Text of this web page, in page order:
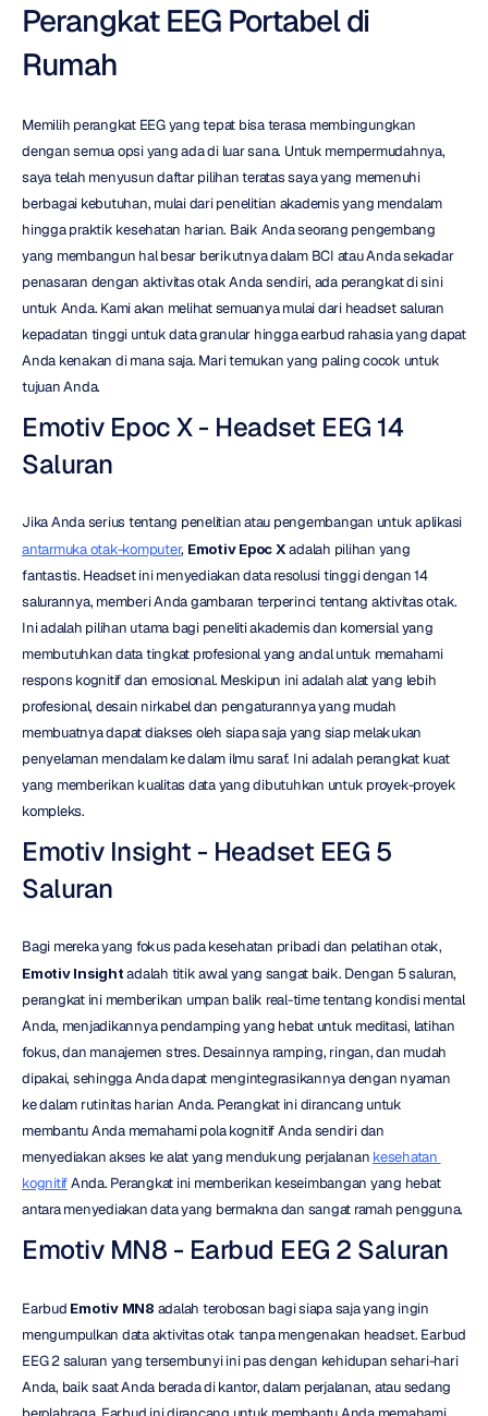
Perangkat EEG Portabel di
Rumah
Memilih perangkat EEG yang tepat bisa terasa membingungkan
dengan semua opsi yang ada di luar sana. Untuk mempermudahnya,
saya telah menyusun daftar pilihan teratas saya yang memenuhi
berbagai kebutuhan, mulai dari penelitian akademis yang mendalam
hingga praktik kesehatan harian. Baik Anda seorang pengembang
yang membangun hal besar berikutnya dalam BCI atau Anda sekadar
penasaran dengan aktivitas otak Anda sendiri, ada perangkat di sini
untuk Anda. Kami akan melihat semuanya mulai dari headset saluran
kepadatan tinggi untuk data granular hingga earbud rahasia yang dapat
Anda kenakan di mana saja. Mari temukan yang paling cocok untuk
tujuan Anda.
Emotiv Epoc X - Headset EEG 14
Saluran
antarmuka otak-komputer, Emotiv Epoc X adalah pilihan yang
fantastis. Headset ini menyediakan data resolusi tinggi dengan 14
salurannya, memberi Anda gambaran terperinci tentang aktivitas otak.
Ini adalah pilihan utama bagi peneliti akademis dan komersial yang
membutuhkan data tingkat profesional yang andal untuk memahami
respons kognitif dan emosional. Meskipun ini adalah alat yang lebih
profesional, desain nirkabel dan pengaturannya yang mudah
membuatnya dapat diakses oleh siapa saja yang siap melakukan
penyelaman mendalam ke dalam ilmu saraf. Ini adalah perangkat kuat
yang memberikan kualitas data yang dibutuhkan untuk proyek-proyek
kompleks.
Emotiv Insight - Headset EEG 5
Saluran
Emotiv Insight adalah titik awal yang sangat baik. Dengan 5 saluran,
perangkat ini memberikan umpan balik real-time tentang kondisi mental
Anda, menjadikannya pendamping yang hebat untuk meditasi, latihan
fokus, dan manajemen stres. Desainnya ramping, ringan, dan mudah
dipakai, sehingga Anda dapat mengintegrasikannya dengan nyaman
ke dalam rutinitas harian Anda. Perangkat ini dirancang untuk
membantu Anda memahami pola kognitif Anda sendiri dan
menyediakan akses ke alat yang mendukung perjalanan kesehatan
kognitif Anda. Perangkat ini memberikan keseimbangan yang hebat
antara menyediakan data yang bermakna dan sangat ramah pengguna.
Emotiv MN8 - Earbud EEG 2 Saluran
Earbud Emotiv MN8 adalah terobosan bagi siapa saja yang ingin
mengumpulkan data aktivitas otak tanpa mengenakan headset. Earbud
EEG 2 saluran yang tersembunyi ini pas dengan kehidupan sehari-hari
Anda, baik saat Anda berada di kantor, dalam perjalanan, atau sedang